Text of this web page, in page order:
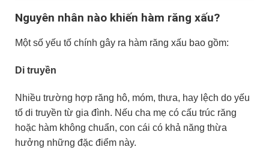
Nguyên nhân nào khiến hàm răng xấu?
Một số yếu tố chính gây ra hàm răng xấu bao gồm:
Di truyền
Nhiều trường hợp răng hô, móm, thưa, hay lệch do yếu
tố di truyền từ gia đình. Nếu cha mẹ có cấu trúc răng
hoặc hàm không chuẩn, con cái có khả năng thừa
hưởng những đặc điểm này.